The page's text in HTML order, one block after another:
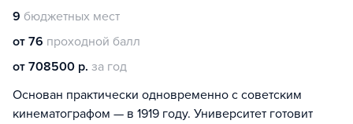
9 бюджетных мест
от 76 проходной балл
от 708500 р. за год
Основан практически одновременно с советским
кинематографом — в 1919 году. Университет готовит